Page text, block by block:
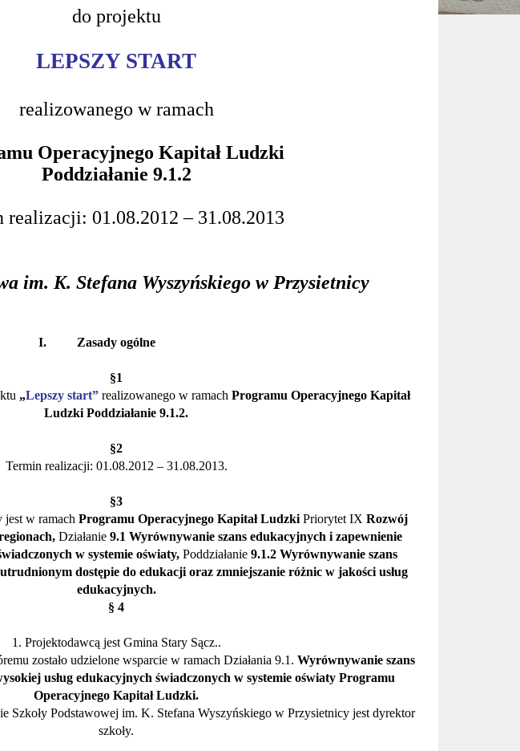
do projektu
LEPSZY START
realizowanego w ramach
Operacyjnego Kapitał Ludzki
Poddziałanie 9.1.2
realizacji: 01.08.2012 – 31.08.2013
im. K. Stefana Wyszyńskiego w Przysietnicy
I. Zasady ogólne
§1
„Lepszy start” realizowanego w ramach Programu Operacyjnego Kapitał
Ludzki Poddziałanie 9.1.2.
§2
Termin realizacji: 01.08.2012 – 31.08.2013.
§3
jest w ramach Programu Operacyjnego Kapitał Ludzki Priorytet IX Rozwój
Działanie 9.1 Wyrównywanie szans edukacyjnych i zapewnienie
w systemie oświaty, Poddziałanie 9.1.2 Wyrównywanie szans
dostępie do edukacji oraz zmniejszanie różnic w jakości usług
edukacyjnych.
§ 4
1. Projektodawcą jest Gmina Stary Sącz..
zostało udzielone wsparcie w ramach Działania 9.1. Wyrównywanie szans
usług edukacyjnych świadczonych w systemie oświaty Programu
Operacyjnego Kapitał Ludzki.
Szkoły Podstawowej im. K. Stefana Wyszyńskiego w Przysietnicy jest dyrektor
szkoły.